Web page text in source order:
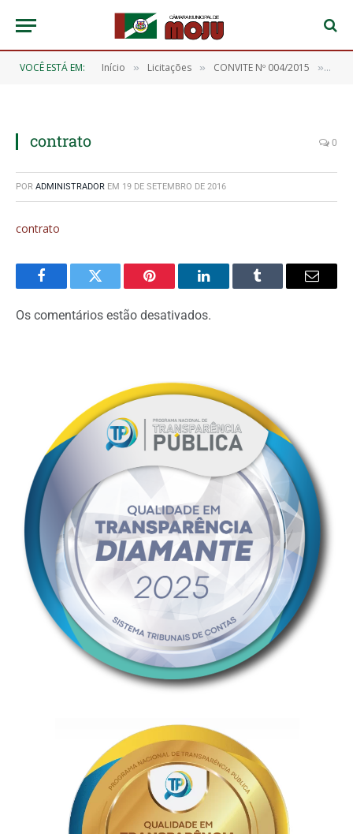
VOCÊ ESTÁ EM: Início » Licitações » CONVITE Nº 004/2015 »
contrato 0
POR ADMINISTRADOR EM 19 DE SETEMBRO DE 2016
contrato
FacebookTwitter Pinterest O
LinkedIn
Tumblr
E-
Os comentários estão desativados.